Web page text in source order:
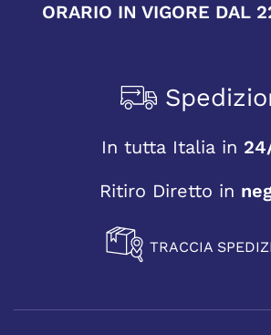
ORARIO IN VIGORE DAL
In tutta Italia in
Ritiro Diretto in
TRACCIA